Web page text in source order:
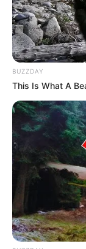
La
NUMÉROS
MILLIONS
Quels
Powerball ?
Quels
?
BUZZDAY
This Is What A